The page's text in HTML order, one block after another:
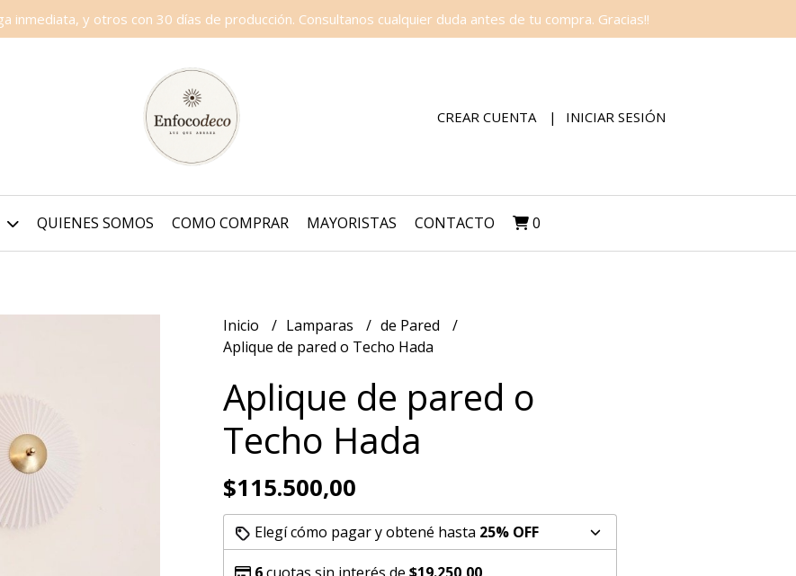
inmediata, y otros con 30 días de producción. Consultanos cualquier duda antes de tu compra. Gracias!!
CREAR CUENTA INICIAR SESIÓN
QUIENES SOMOS COMO COMPRAR MAYORISTAS CONTACTO 0
Inicio Lamparas
de Pared
Aplique de pared o Techo Hada
Aplique de pared o
Techo Hada
$115.500,00
Elegí cómo pagar y obtené hasta 25% OFF